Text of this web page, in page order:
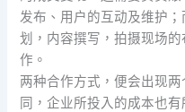
发布、用户的互动及维护
划，内容撰写，拍摄现场
作。
两种合作方式，便会出现
同，企业所投入的成本也